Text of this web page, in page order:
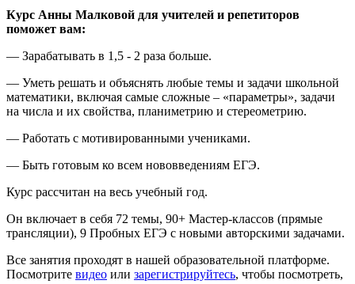
Курс Анны Малковой для учителей и репетиторов
поможет вам:
— Зарабатывать в 1,5 - 2 раза больше.
— Уметь решать и объяснять любые темы и задачи школьной
математики, включая самые сложные – «параметры», задачи
на числа и их свойства, планиметрию и стереометрию.
— Работать с мотивированными учениками.
— Быть готовым ко всем нововведениям ЕГЭ.
Курс рассчитан на весь учебный год.
Он включает в себя 72 темы, 90+ Мастер-классов (прямые
трансляции), 9 Пробных ЕГЭ с новыми авторскими задачами.
Все занятия проходят в нашей образовательной платформе.
Посмотрите видео или зарегистрируйтесь, чтобы посмотреть,